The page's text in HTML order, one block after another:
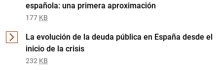
española: una primera aproximación
177 KB
La evolución de la deuda pública en España desde el
inicio de la crisis
232 KB